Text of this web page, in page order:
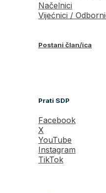
Načelnici
Vijećnici /
Postani član/ica
Prati SDP
Facebook
X
YouTube
Instagram
TikTok